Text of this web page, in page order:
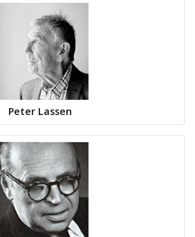
Peter Lassen